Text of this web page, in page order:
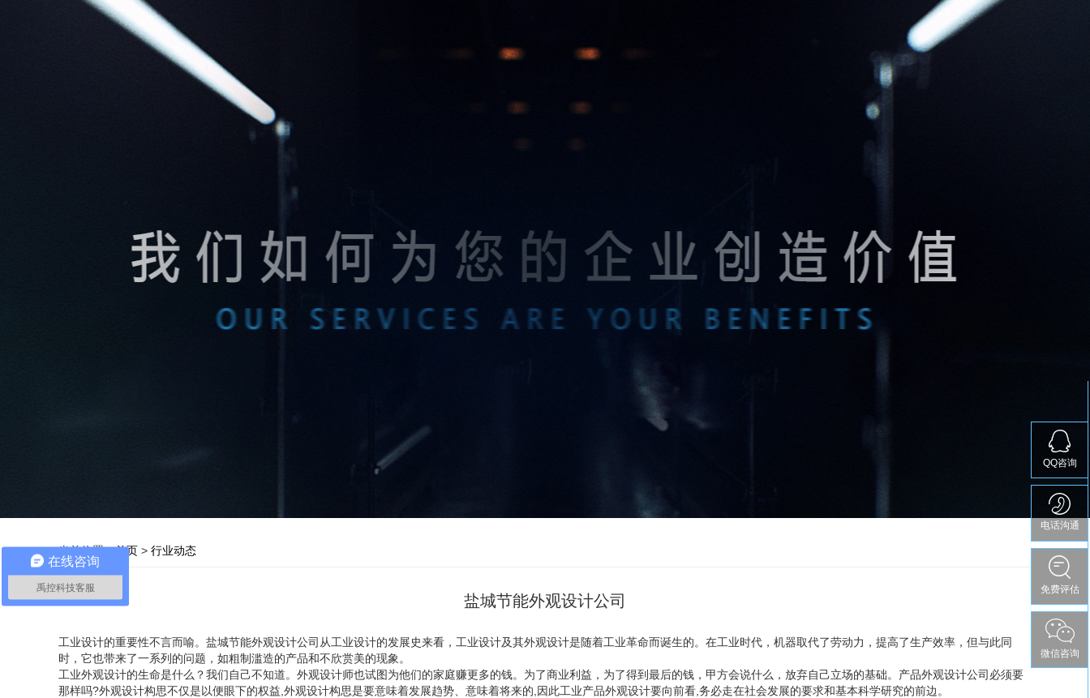
当前位置：首页 > 行业动态
盐城节能外观设计公司
工业设计的重要性不言而喻。盐城节能外观设计公司从工业设计的发展史来看，工业设计及其外观设计是随着工业革命而诞生的。在工业时代，机器取代了劳动力，提高了生产效率，但与此同
时，它也带来了一系列的问题，如粗制滥造的产品和不欣赏美的现象。
工业外观设计的生命是什么？我们自己不知道。外观设计师也试图为他们的家庭赚更多的钱。为了商业利益，为了得到最后的钱，甲方会说什么，放弃自己立场的基础。产品外观设计公司必须要
那样吗?外观设计构思不仅是以便眼下的权益,外观设计构思是要意味着发展趋势、意味着将来的,因此工业产品外观设计要向前看,务必走在社会发展的要求和基本科学研究的前边。
QQ咨询
电话沟通
免费评估
免费评估
微信咨询
在线咨询
禹控科技客服